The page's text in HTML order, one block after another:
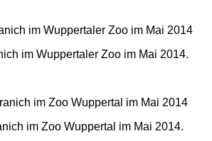
im Wuppertaler Zoo im Mai 2014.
im Zoo Wuppertal im Mai 2014.